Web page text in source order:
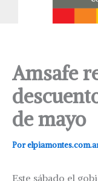
Amsafe
de mayo
Por
Este sábado el